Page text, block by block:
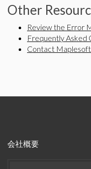
Other
Review the Error
Frequently Asked
Contact
会社概要